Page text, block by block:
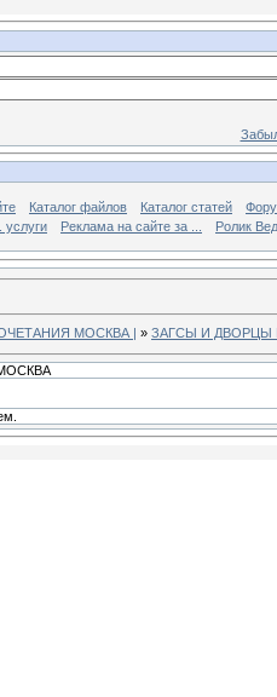
Каталог файлов Каталог статей
услуги Реклама на сайте за ... Ролик
МОСКВА | » ЗАГСЫ И ДВОРЦЫ